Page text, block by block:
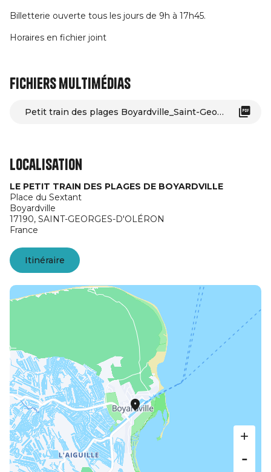
Billetterie ouverte tous les jours de 9h à 17h45.
Horaires en fichier joint
Fichiers multimédias
Petit train des plages Boyardville_Saint-Georges-d'Oléron
Localisation
LE PETIT TRAIN DES PLAGES DE BOYARDVILLE
Place du Sextant
Boyardville
17190, SAINT-GEORGES-D'OLÉRON
France
Itinéraire